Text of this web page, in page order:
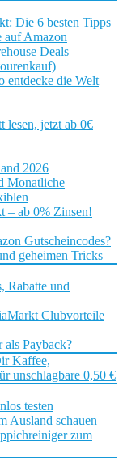
Die 6 besten Tipps
auf Amazon
Deals
entdecke die Welt
lesen, jetzt ab 0€
2026
Monatliche
– ab 0% Zinsen!
Gutscheincodes?
geheimen Tricks
Rabatte und
Clubvorteile
Payback?
Kaffee,
unschlagbare 0,50 €
testen
Ausland schauen
zum